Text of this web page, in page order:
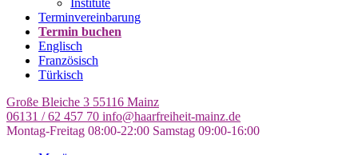
Institute
Terminvereinbarung
Termin buchen
Englisch
Französisch
Türkisch
Große Bleiche 3 55116 Mainz
06131 / 62 457 70 info@haarfreiheit-mainz.de
Montag-Freitag 08:00-22:00 Samstag 09:00-16:00